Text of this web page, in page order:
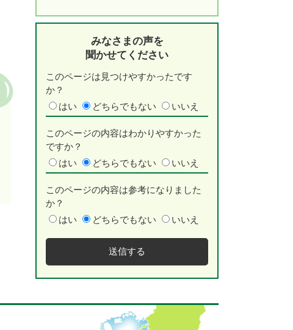
みなさまの声を
聞かせてください
このページは見つけやすかったです
か？
はい
どちらでもない いいえ
このページの内容はわかりやすかった
ですか？
はい
どちらでもない いいえ
このページの内容は参考になりました
か？
はい
どちらでもない いいえ